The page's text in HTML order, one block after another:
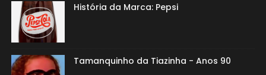
História da Marca: Pepsi
Tamanquinho da Tiazinha - Anos 90